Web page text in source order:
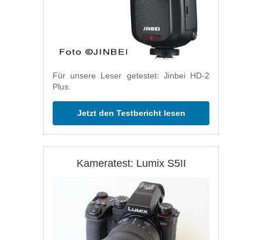
Für unsere Leser getestet: Jinbei HD-2
Plus.
Jetzt den Testbericht lesen
Kameratest: Lumix S5II